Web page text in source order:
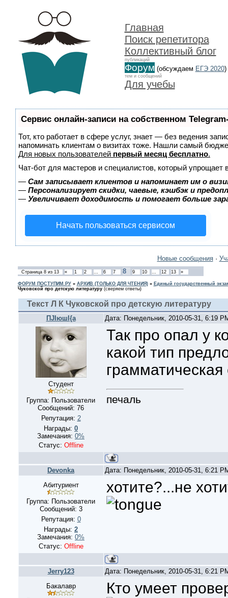
Главная
Поиск репетитора
Коллективный блог
публикаций
Форум (обсуждаем ЕГЭ 2020)
тем и сообщений
Для учебы
Сервис онлайн-записи на собственном
Тот, кто работает в сфере услуг, знает — без ведения
напоминать клиентам о визитах тоже. Нашли самый
Для новых пользователей первый месяц бесплатно.
Чат-бот для мастеров и специалистов, который упрощает
— Сам записывает клиентов и напоминает им о
— Персонализирует скидки, чаевые, кэшбэк и
— Увеличивает доходимость и помогает больше
Начать пользоваться сервисом
Новые сообщения·
Страница 8из 13 « 1 2 … 6 7 8 9 10 … 12 13 »
ФОРУМ ПОСТУПИМ.РУ» АРХИВ (ТОЛЬКО ДЛЯ ЧТЕНИЯ)» Единый государственный
Чуковской про детскую литературу (сверяем ответы)
Текст Л К Чуковской про детскую литературу
ПJIюшI{а Дата: Понедельник, 2010-05-31, 6:19
Студент
Группа: Пользователи
Сообщений: 76
Репутация: 2
Награды: 0
Замечания: 0%
Статус: Offline
Так про опал у
какой тип
грамматическая
печаль
Devonka
Дата: Понедельник, 2010-05-31, 6:21
Абитуриент
Группа: Пользователи
Сообщений: 3
Репутация: 0
Награды: 2
Замечания: 0%
Статус: Offline
хотите?...не
Jerry123
Дата: Понедельник, 2010-05-31, 6:21
Бакалавр
Кто умеет